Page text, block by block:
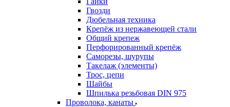
Гвозди
Дюбельная техника
Крепёж из нержавеющей стали
Общий крепеж
Перфорированный крепёж
Саморезы, шурупы
Такелаж (элементы)
Трос, цепи
Шайбы
Шпилька резьбовая DIN 975
Проволока, канаты